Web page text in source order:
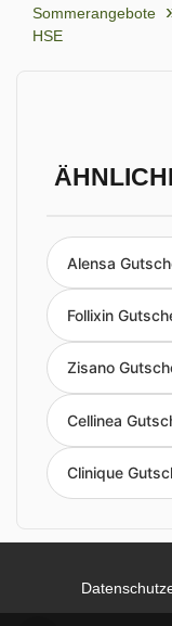
Sommerangebote
HSE
Alensa
Follixin
Zisano
Cellinea
Clinique